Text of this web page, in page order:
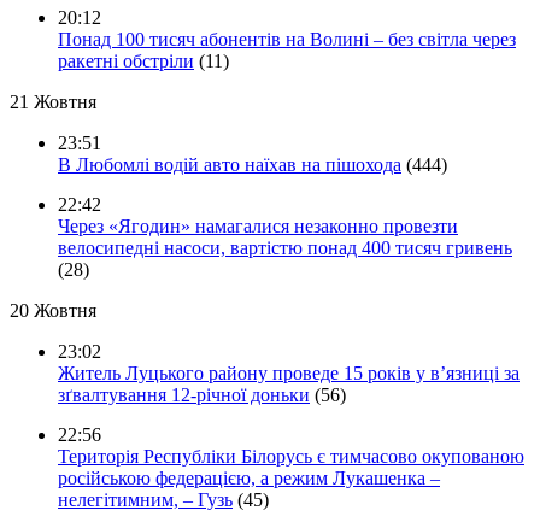
20:12
Понад 100 тисяч абонентів на Волині – без світла через
ракетні обстріли (11)
21 Жовтня
23:51
В Любомлі водій авто наїхав на пішохода (444)
22:42
Через «Ягодин» намагалися незаконно провезти
велосипедні насоси, вартістю понад 400 тисяч гривень
(28)
20 Жовтня
23:02
Житель Луцького району проведе 15 років у в’язниці за
зґвалтування 12-річної доньки (56)
22:56
Територія Республіки Білорусь є тимчасово окупованою
російською федерацією, а режим Лукашенка –
нелегітимним, – Гузь (45)